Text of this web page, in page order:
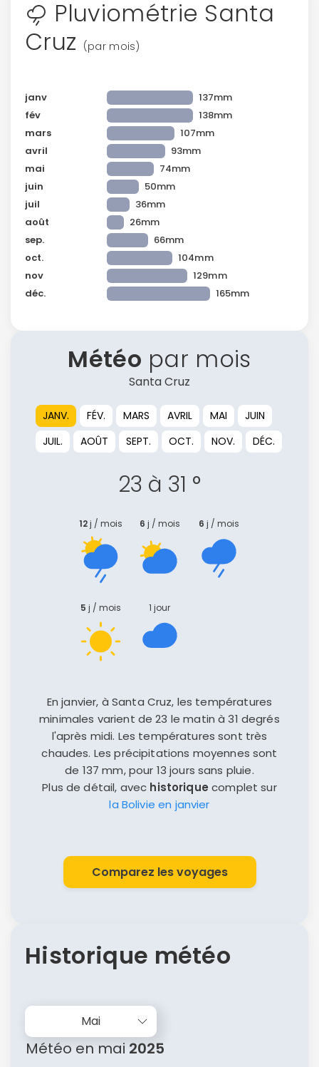
Pluviométrie Santa
Cruz (par mois)
janv
137mm
fév
138mm
mars
107mm
avril
93mm
mai
74mm
juin
50mm
juil
36mm
août
26mm
sep.
66mm
oct.
104mm
nov
129mm
déc.
165mm
Météo par mois
Santa Cruz
JANV. FÉV. MARS AVRIL MAI
JUIN
JUIL.
AOÛT SEPT. OCT. NOV. DÉC.
23 à 31 °
12j / mois 6 j / mois 6 j / mois
5 j / mois 1 jour
En janvier, à Santa Cruz, les températures
minimales varient de 23 le matin à 31 degrés
l'après midi. Les températures sont très
chaudes. Les précipitations moyennes sont
de 137 mm, pour 13 jours sans pluie.
Plus de détail, avec historique complet sur
la Bolivie en janvier
Comparez les voyages
Historique météo
Mai
Météo en mai 2025